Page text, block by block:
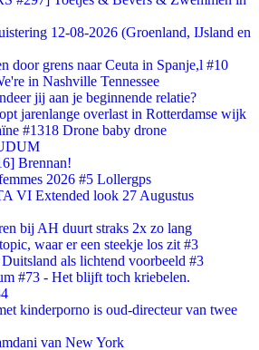
12-08-2026 (Groenland, IJsland en
door grens naar Ceuta in Spanje,l #10
in Nashville Tennessee
jij aan je beginnende relatie?
jarenlange overlast in Rotterdamse wijk
#1318 Drone baby drone
Brennan!
2026 #5 Lollergps
VI Extended look 27 Augustus
bij AH duurt straks 2x zo lang
waar er een steekje los zit #3
als lichtend voorbeeld #3
#73 - Het blijft toch kriebelen.
kinderporno is oud-directeur van twee
van New York